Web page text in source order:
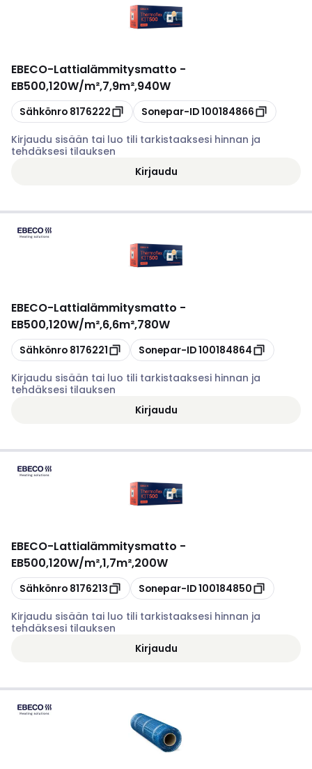
EBECO-Lattialämmitysmatto -
EB500,120W/m²,7,9m²,940W
Kopioi
Sähkönro 8176222 Kopioi
Sonepar-ID100184866
Kirjaudu sisään tai luo tili tarkistaaksesi hinnan ja
tehdäksesi tilauksen
Kirjaudu
EBECO-Lattialämmitysmatto -
EB500,120W/m²,6,6m²,780W
Kopioi
Sähkönro 8176221 Kopioi
Sonepar-ID100184864
Kirjaudu sisään tai luo tili tarkistaaksesi hinnan ja
tehdäksesi tilauksen
Kirjaudu
EBECO-Lattialämmitysmatto -
EB500,120W/m²,1,7m²,200W
Kopioi
Sähkönro 8176213 Kopioi
Sonepar-ID100184850
Kirjaudu sisään tai luo tili tarkistaaksesi hinnan ja
tehdäksesi tilauksen
Kirjaudu